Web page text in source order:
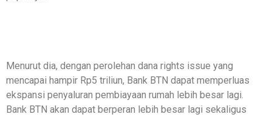
Menurut dia, dengan perolehan dana rights issue yang
mencapai hampir Rp5 triliun, Bank BTN dapat memperluas
ekspansi penyaluran pembiayaan rumah lebih besar lagi.
Bank BTN akan dapat berperan lebih besar lagi sekaligus